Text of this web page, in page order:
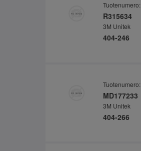
Tuotenumero:
R315634
3M Unitek
404-246
Tuotenumero:
MD177233
3M Unitek
404-266